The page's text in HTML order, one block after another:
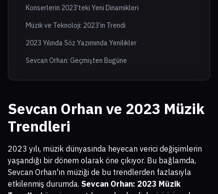
Konserlerin 2023’teki Yeni Dinamikleri
Müzik ve Teknoloji: 2023’in Trendi
2023 Yılında Söz Yazımında Yenilikler
Sevcan Orhan: Geçmişten Bugüne
Sevcan Orhan ve 2023 Müzik
Trendleri
2023 yılı, müzik dünyasında heyecan verici değişimlerin
yaşandığı bir dönem olarak öne çıkıyor. Bu bağlamda,
Sevcan Orhan'ın müziği de bu trendlerden fazlasıyla
etkilenmiş durumda. Sevcan Orhan: 2023 Müzik